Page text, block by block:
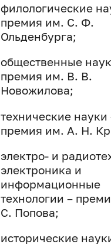
филологические
премия им. С. Ф.
Ольденбурга;
общественные
премия им. В. В.
Новожилова;
технические науки
премия им. А. Н.
электро- и
электроника и
информационные
технологии –
С. Попова;
исторические